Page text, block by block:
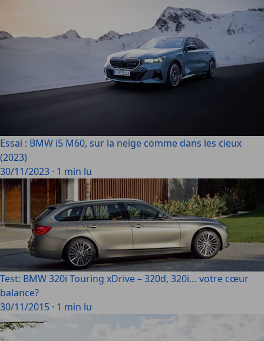
Essai : BMW i5 M60, sur la neige comme dans les cieux
(2023)
30/11/2023 · 1 min lu
Test: BMW 320i Touring xDrive – 320d, 320i… votre cœur
balance?
30/11/2015 · 1 min lu